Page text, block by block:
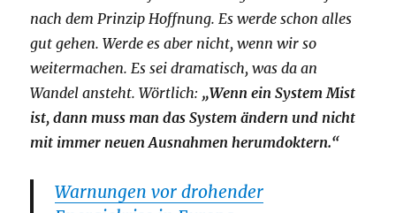
nach dem Prinzip Hoffnung. Es werde schon alles
gut gehen. Werde es aber nicht, wenn wir so
weitermachen. Es sei dramatisch, was da an
Wandel ansteht. Wörtlich: „Wenn ein System Mist
ist, dann muss man das System ändern und nicht
mit immer neuen Ausnahmen herumdoktern.“
Warnungen vor drohender